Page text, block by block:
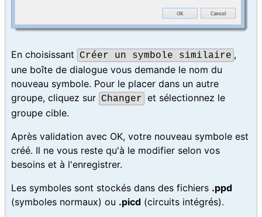
En choisissant Créer un symbole similaire ,
une boîte de dialogue vous demande le nom du
nouveau symbole. Pour le placer dans un autre
groupe, cliquez sur Changer et sélectionnez le
groupe cible.
Après validation avec OK, votre nouveau symbole est
créé. Il ne vous reste qu'à le modifier selon vos
besoins et à l'enregistrer.
Les symboles sont stockés dans des fichiers .ppd
(symboles normaux) ou .picd (circuits intégrés).